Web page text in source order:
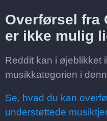
Overførsel fra
er ikke mulig
Reddit kan i øjeblikket
musikkategorien i
Se, hvad du kan
understøttede